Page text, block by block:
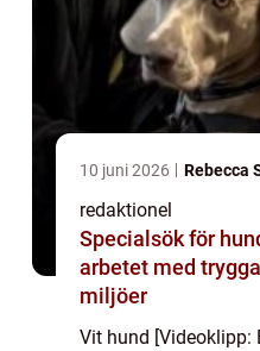
10 juni 2026 Rebecca
redaktionel
Specialsök för
arbetet med
miljöer
Vit hund [Videoklipp: